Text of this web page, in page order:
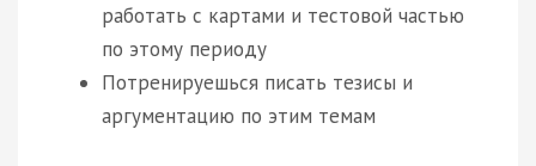
работать с картами и тестовой частью
по этому периоду
Потренируешься писать тезисы и
аргументацию по этим темам